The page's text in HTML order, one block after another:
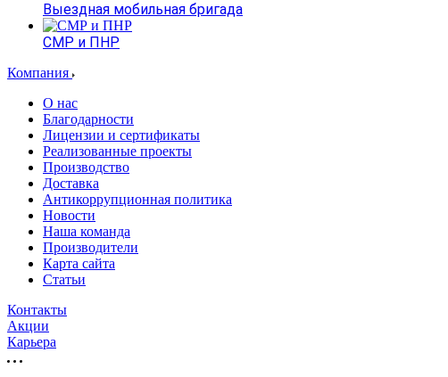
Выездная мобильная бригада
СМР и ПНР
Компания
О нас
Благодарности
Лицензии и сертификаты
Реализованные проекты
Производство
Доставка
Антикоррупционная политика
Новости
Наша команда
Производители
Карта сайта
Статьи
Контакты
Акции
Карьера